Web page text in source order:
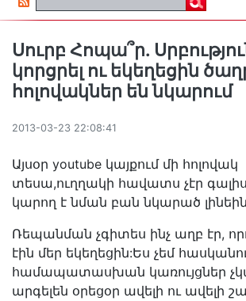
Սուրբ Հոպա՞ր.
կորցրել ու եկեղեցին
հոլովակներ են նկարում
2013-03-23 22:08:41
Այսօր youtube կայքում մի հոլովակ
տեսա,ուղղակի հավատս չէր
կարող է նման բան նկարած
Ռեպանման չգիտես ինչ աղբ էր,
էին մեր եկեղեցին:Ես չեմ
համապատասխան կառույցներ
արգելեն օրեցօր ավելի ու ավելի